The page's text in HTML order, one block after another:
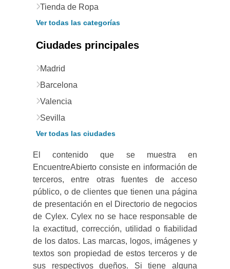
Tienda de Ropa
Ver todas las categorías
Ciudades principales
Madrid
Barcelona
Valencia
Sevilla
Ver todas las ciudades
El contenido que se muestra en
EncuentreAbierto consiste en información de
terceros, entre otras fuentes de acceso
público, o de clientes que tienen una página
de presentación en el Directorio de negocios
de Cylex. Cylex no se hace responsable de
la exactitud, corrección, utilidad o fiabilidad
de los datos. Las marcas, logos, imágenes y
textos son propiedad de estos terceros y de
sus respectivos dueños. Si tiene alguna